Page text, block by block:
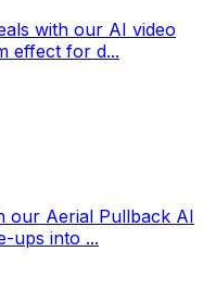
with our AI video
effect for d...
our Aerial Pullback AI
ups into ...